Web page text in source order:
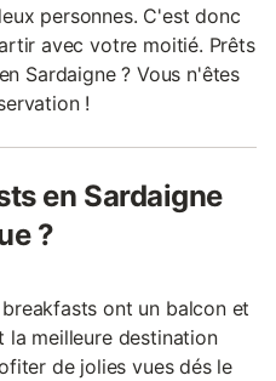
personnes. C'est donc
avec votre moitié. Prêts
Sardaigne ? Vous n'êtes
!
en Sardaigne
?
ont un balcon et
la meilleure destination
de jolies vues dés le